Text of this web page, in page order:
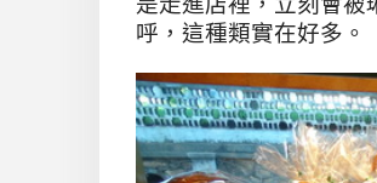
呼，這種類實在好多。